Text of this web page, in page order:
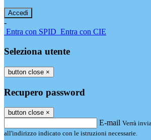
-
Entra con SPID Entra con CIE
Seleziona utente
button close ×
Recupero password
button close ×
E-mail Verrà
all'indirizzo indicato con le istruzioni necessarie.